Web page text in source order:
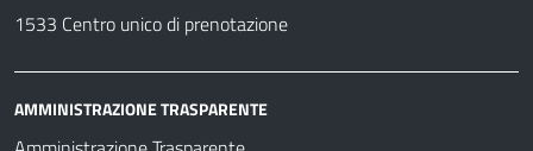
1533 Centro unico di prenotazione
AMMINISTRAZIONE TRASPARENTE